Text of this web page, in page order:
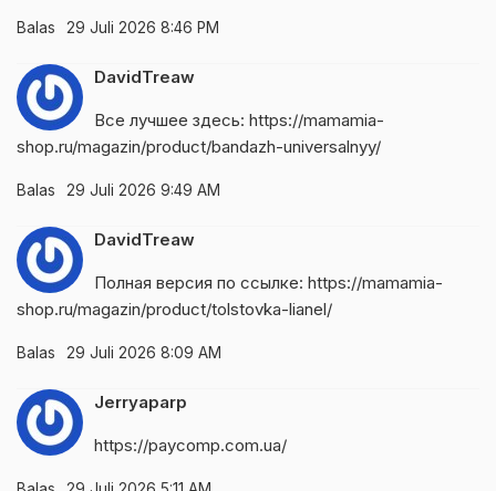
Balas 29 Juli 2026 8:46 PM
DavidTreaw
Все лучшее здесь: https://mamamia-
shop.ru/magazin/product/bandazh-universalnyy/
Balas 29 Juli 2026 9:49 AM
DavidTreaw
Полная версия по ссылке: https://mamamia-
shop.ru/magazin/product/tolstovka-lianel/
Balas 29 Juli 2026 8:09 AM
Jerryaparp
https://paycomp.com.ua/